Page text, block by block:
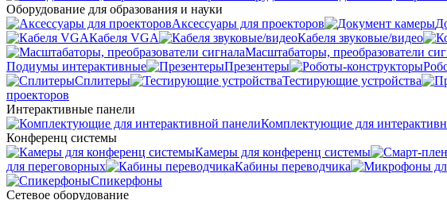
Оборудование для образования и науки
Аксессуары для проекторов
Кабеля VGA
Кабеля звуковые/видео
Масштабаторы, преобразователи
Подиумы интерактивные
Презентеры
Сплитеры
Тестирующие устройства
проекторов
Интерактивные панели
Комплектующие для
Конференц системы
Камеры для конференц системы
для переговорных
Кабины переводчика
Спикерфоны
Сетевое оборудование